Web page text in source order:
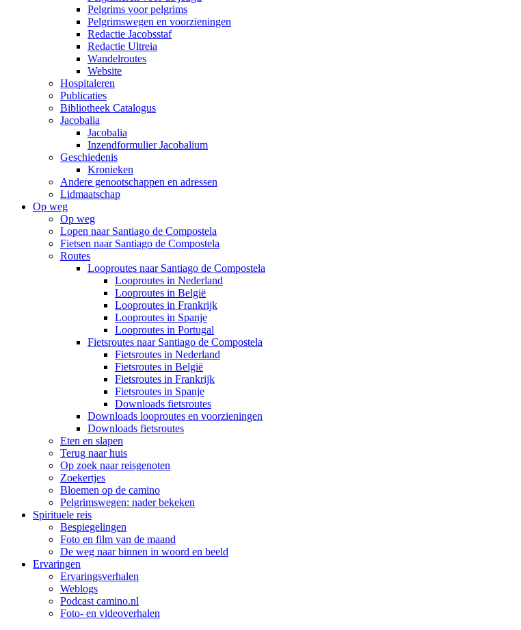
Pelgrims voor pelgrims
Pelgrimswegen en voorzieningen
Redactie Jacobsstaf
Redactie Ultreia
Wandelroutes
Website
Hospitaleren
Publicaties
Bibliotheek Catalogus
Jacobalia
Jacobalia
Inzendformulier Jacobalium
Geschiedenis
Kronieken
Andere genootschappen en adressen
Lidmaatschap
Op weg
Op weg
Lopen naar Santiago de Compostela
Fietsen naar Santiago de Compostela
Routes
Looproutes naar Santiago de Compostela
Looproutes in Nederland
Looproutes in België
Looproutes in Frankrijk
Looproutes in Spanje
Looproutes in Portugal
Fietsroutes naar Santiago de Compostela
Fietsroutes in Nederland
Fietsroutes in België
Fietsroutes in Frankrijk
Fietsroutes in Spanje
Downloads fietsroutes
Downloads looproutes en voorzieningen
Downloads fietsroutes
Eten en slapen
Terug naar huis
Op zoek naar reisgenoten
Zoekertjes
Bloemen op de camino
Pelgrimswegen: nader bekeken
Spirituele reis
Bespiegelingen
Foto en film van de maand
De weg naar binnen in woord en beeld
Ervaringen
Ervaringsverhalen
Weblogs
Podcast camino.nl
Foto- en videoverhalen